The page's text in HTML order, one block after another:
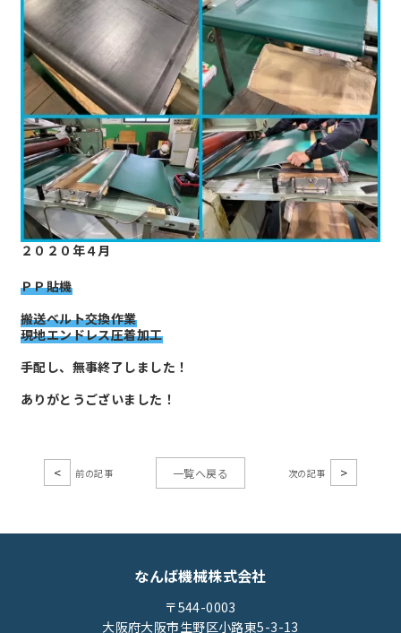
２０２０年４月
ＰＰ貼機
搬送ベルト交換作業
現地エンドレス圧着加工
手配し、無事終了しました！
ありがとうございました！
< 一覧へ戻る >
なんば機械株式会社
〒544-0003
大阪府大阪市生野区小路東5-3-13